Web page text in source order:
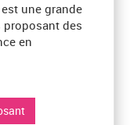
une grande
des
en